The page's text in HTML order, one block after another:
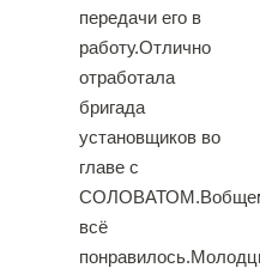
передачи его в
работу.Отлично
отработала
бригада
установщиков во
главе с
всё